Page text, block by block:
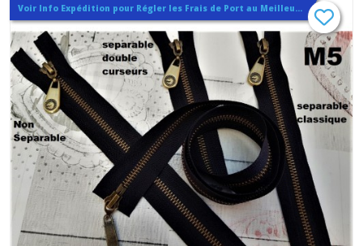
Voir Info Expédition pour Régler les Frais de Port au Meilleur Prix , En haut d'ecran à Droite